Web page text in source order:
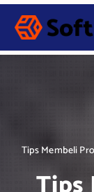
S
p
Tips Membeli